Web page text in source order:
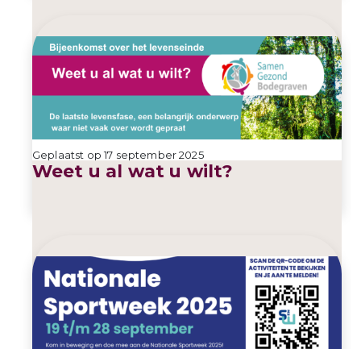
Geplaatst op 17 september 2025
Weet u al wat u wilt?